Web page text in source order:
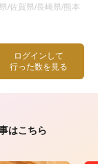
ログインして
行った数を見る
/佐賀県/長崎県/熊本
はこちら